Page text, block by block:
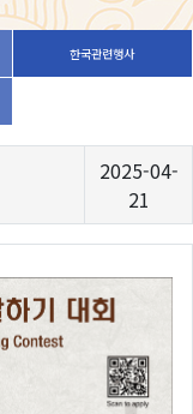
한국관련행사
2025-04-
21